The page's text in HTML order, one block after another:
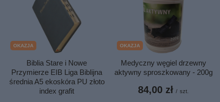
OKAZJA
Biblia Stare i Nowe
Przymierze EIB Liga Biblijna
średnia A5 ekoskóra PU złoto
index grafit
OKAZJA
Medyczny węgiel drzewny
aktywny sproszkowany - 200g
84,00 zł / szt.